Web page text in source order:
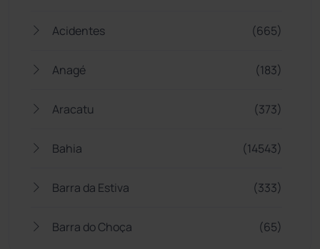
Acidentes (665)
Anagé (183)
Aracatu (373)
Bahia (14543)
Barra da Estiva (333)
Barra do Choça (65)